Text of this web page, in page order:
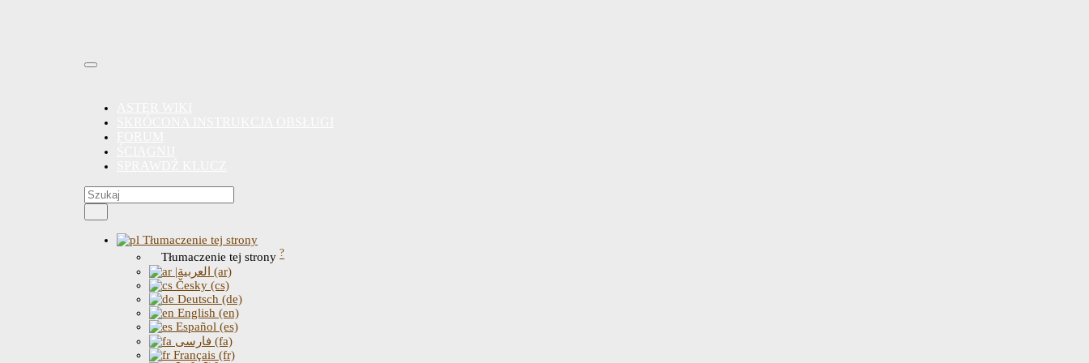
Tłumaczenie tej strony
Tłumaczenie tej strony ?
|العربية (ar)
Česky (cs)
Deutsch (de)
English (en)
Español (es)
فارسی (fa)
Français (fr)